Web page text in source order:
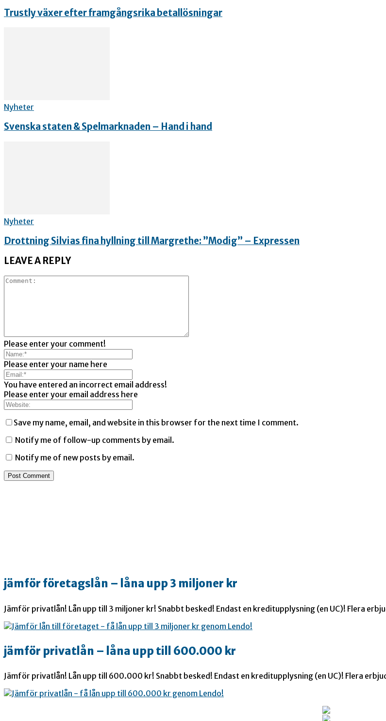
Trustly växer efter framgångsrika betallösningar
Nyheter
Svenska staten & Spelmarknaden – Hand i hand
Nyheter
Drottning Silvias fina hyllning till Margrethe: ”Modig” – Expressen
LEAVE A REPLY
Please enter your comment!
Please enter your name here
You have entered an incorrect email address!
Please enter your email address here
Save my name, email, and website in this browser for the next time I comment.
Notify me of follow-up comments by email.
Notify me of new posts by email.
jämför företagslån – låna upp 3 miljoner kr
Jämför privatlån! Lån upp till 3 miljoner kr! Snabbt besked! Endast en kreditupplysning (en UC)! Flera
jämför privatlån – låna upp till 600.000 kr
Jämför privatlån! Lån upp till 600.000 kr! Snabbt besked! Endast en kreditupplysning (en UC)! Flera